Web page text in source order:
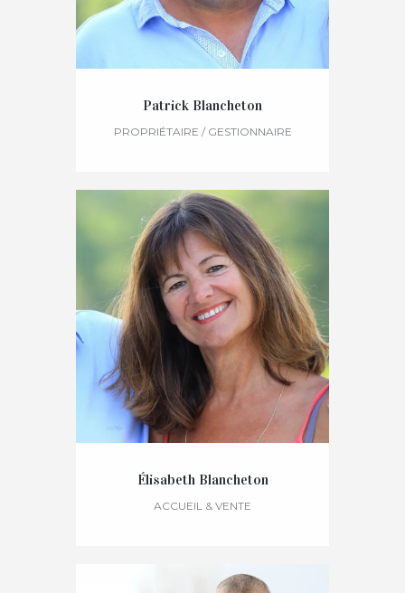
Patrick Blancheton
PROPRIÉTAIRE / GESTIONNAIRE
Élisabeth Blancheton
ACCUEIL & VENTE